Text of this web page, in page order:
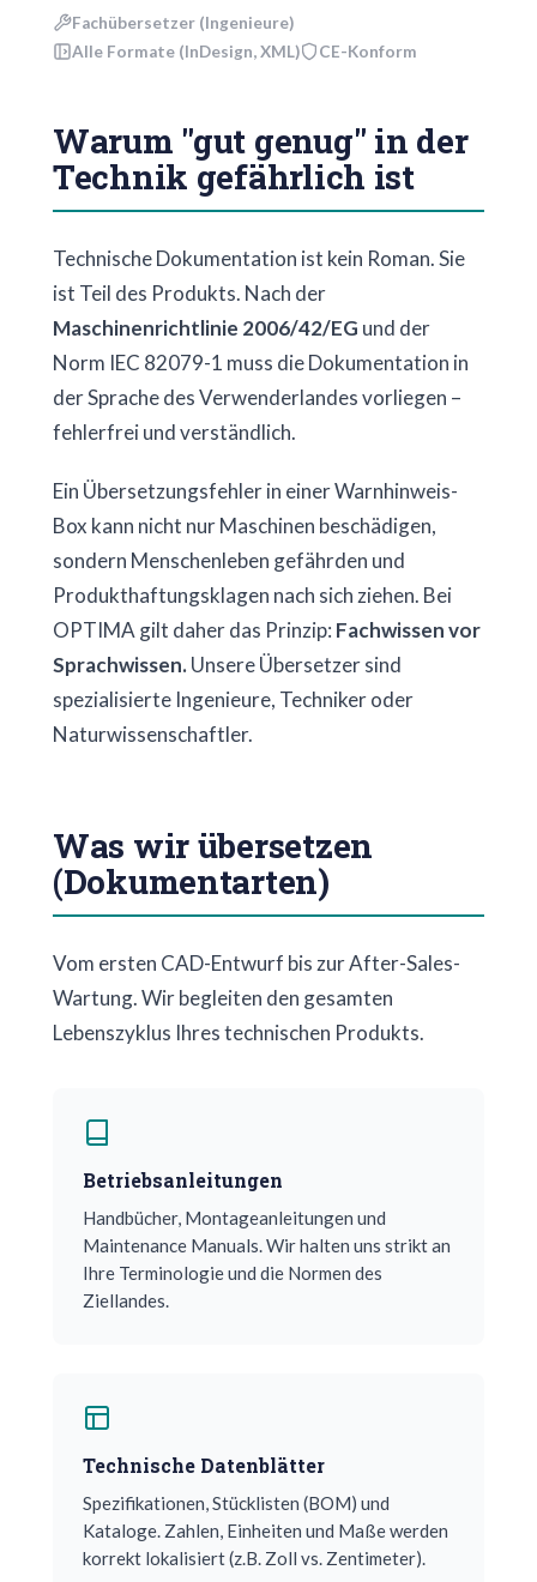
Fachübersetzer (Ingenieure)
Alle Formate (InDesign, XML)
CE-Konform
Warum "gut genug" in der
Technik gefährlich ist
Technische Dokumentation ist kein Roman. Sie
ist Teil des Produkts. Nach der
Maschinenrichtlinie 2006/42/EG und der
Norm IEC 82079-1 muss die Dokumentation in
der Sprache des Verwenderlandes vorliegen –
fehlerfrei und verständlich.
Ein Übersetzungsfehler in einer Warnhinweis-
Box kann nicht nur Maschinen beschädigen,
sondern Menschenleben gefährden und
Produkthaftungsklagen nach sich ziehen. Bei
OPTIMA gilt daher das Prinzip: Fachwissen vor
Sprachwissen.Unsere Übersetzer sind
spezialisierte Ingenieure, Techniker oder
Naturwissenschaftler.
Was wir übersetzen
(Dokumentarten)
Vom ersten CAD-Entwurf bis zur After-Sales-
Wartung. Wir begleiten den gesamten
Lebenszyklus Ihres technischen Produkts.
Betriebsanleitungen
Handbücher, Montageanleitungen und
Maintenance Manuals. Wir halten uns strikt an
Ihre Terminologie und die Normen des
Ziellandes.
Technische Datenblätter
Spezifikationen, Stücklisten (BOM) und
Kataloge. Zahlen, Einheiten und Maße werden
korrekt lokalisiert (z.B. Zoll vs. Zentimeter).